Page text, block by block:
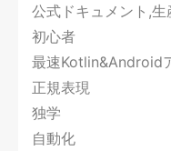
公式ドキュメント,生
初心者
最速Kotlin&Android
正規表現
独学
自動化